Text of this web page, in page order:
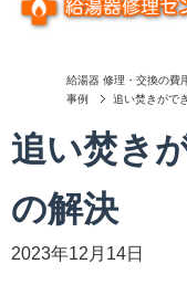
給湯器 修理・交換の費
事例
追い焚きがで
追い焚き
の解決
2023年12月14日